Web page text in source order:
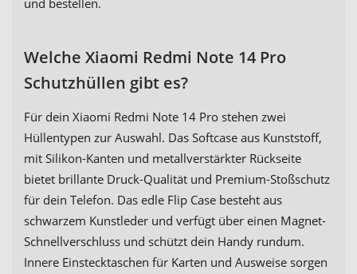
und bestellen.
Welche Xiaomi Redmi Note 14 Pro
Schutzhüllen gibt es?
Für dein Xiaomi Redmi Note 14 Pro stehen zwei
Hüllentypen zur Auswahl. Das Softcase aus Kunststoff,
mit Silikon-Kanten und metallverstärkter Rückseite
bietet brillante Druck-Qualität und Premium-Stoßschutz
für dein Telefon. Das edle Flip Case besteht aus
schwarzem Kunstleder und verfügt über einen Magnet-
Schnellverschluss und schützt dein Handy rundum.
Innere Einstecktaschen für Karten und Ausweise sorgen